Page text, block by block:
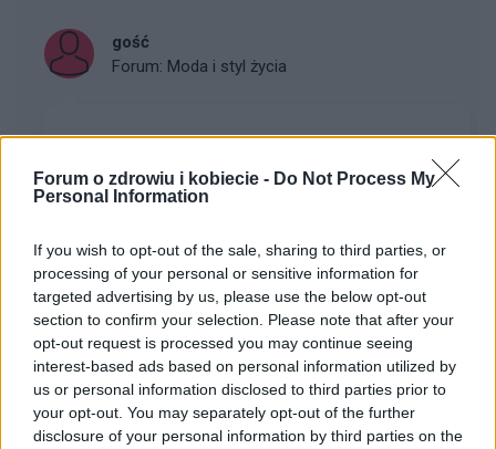
Forum o zdrowiu i kobiecie - Do Not Process My
Personal Information
If you wish to opt-out of the sale, sharing to third parties, or
processing of your personal or sensitive information for
targeted advertising by us, please use the below opt-out
section to confirm your selection. Please note that after your
opt-out request is processed you may continue seeing
interest-based ads based on personal information utilized by
us or personal information disclosed to third parties prior to
your opt-out. You may separately opt-out of the further
disclosure of your personal information by third parties on the
gość
Forum: Moda i styl życia
Stylo czarna, damska bluzka?
Widziałyście albo może kupiłyście sobie jakąś fajną,
stylową, czarną bluzkę? Szukam, szukam i znaleźć nie
poison_ivy
Forum:Moda i styl życia
Gdzie najchętniej kupujecie ubrania?
Wolicie galerie handlowe, małe sklepiki, second-